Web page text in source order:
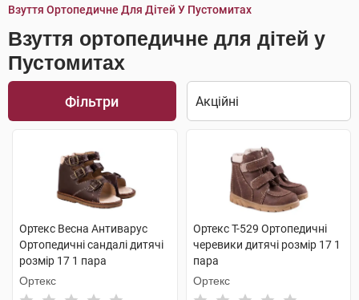
Взуття Ортопедичне Для Дітей У Пустомитах
Взуття ортопедичне для дітей у
Пустомитах
Фільтри
Ортекс Весна Антиварус
Ортопедичні сандалі дитячі
розмір 17 1 пара
Ортекс
Ортекс Т-529 Ортопедичні
черевики дитячі розмір 17 1
пара
Ортекс